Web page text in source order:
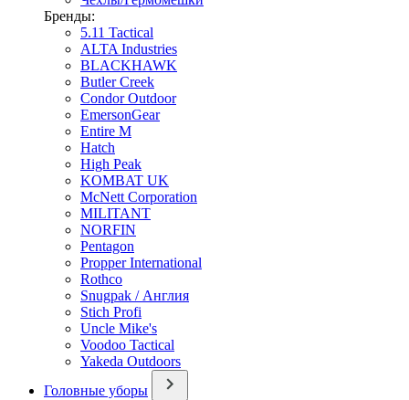
Бренды:
5.11 Tactical
ALTA Industries
BLACKHAWK
Butler Creek
Condor Outdoor
EmersonGear
Entire M
Hatch
High Peak
KOMBAT UK
McNett Corporation
MILITANT
NORFIN
Pentagon
Propper International
Rothco
Snugpak / Англия
Stich Profi
Uncle Mike's
Voodoo Tactical
Yakeda Outdoors
Головные уборы